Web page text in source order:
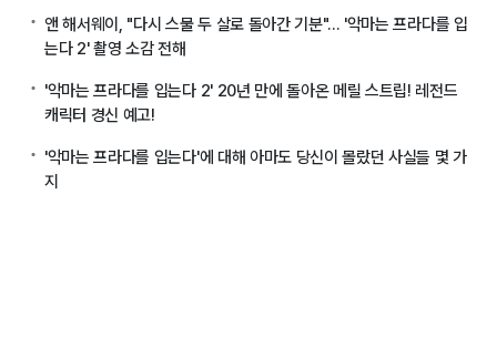
앤 해서웨이, "다시 스물 두 살로 돌아간 기분"... '악마는 프라다를 입
는다 2' 촬영 소감 전해
'악마는 프라다를 입는다 2' 20년 만에 돌아온 메릴 스트립! 레전드
캐릭터 경신 예고!
'악마는 프라다를 입는다'에 대해 아마도 당신이 몰랐던 사실들 몇 가
지